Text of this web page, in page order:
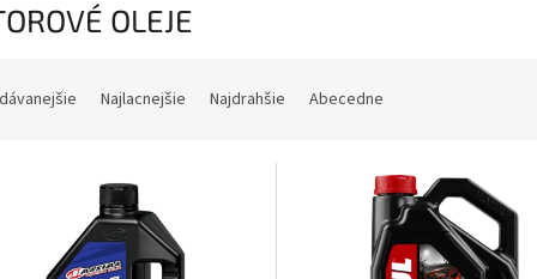
OLEJE
Najlacnejšie Najdrahšie Abecedne